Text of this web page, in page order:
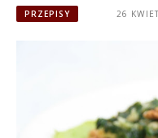
PRZEPISY 26